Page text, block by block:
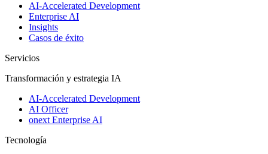
AI-Accelerated Development
Enterprise AI
Insights
Casos de éxito
Servicios
Transformación y estrategia IA
AI-Accelerated Development
AI Officer
onext Enterprise AI
Tecnología